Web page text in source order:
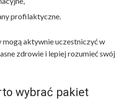
profilaktyczne.
mogą aktywnie uczestniczyć w
zdrowie i lepiej rozumieć swój
wybrać pakiet